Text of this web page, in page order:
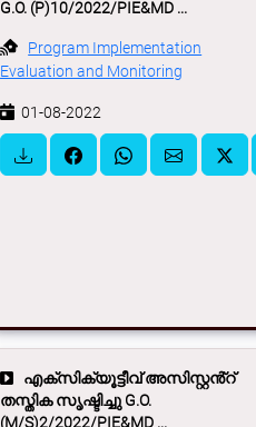
G.O. (P)10/2022/PIE&MD ...
Program Implementation
Evaluation and Monitoring
01-08-2022
എക്സിക്യൂട്ടീവ് അസിസ്റ്റൻ്റ്
തസ്തിക സൃഷ്ടിച്ചു G.O.
(M/S)2/2022/PIE&MD ...